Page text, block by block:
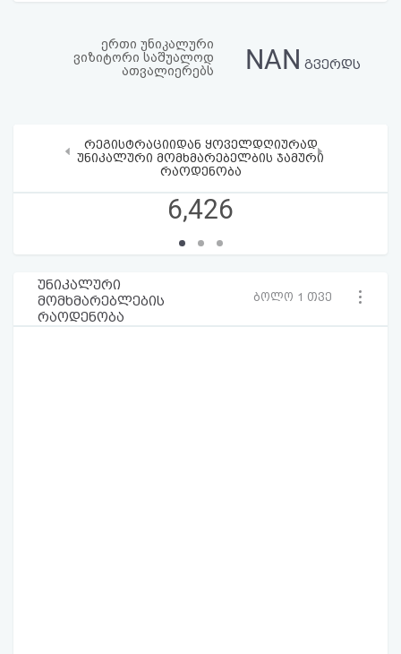
ერთი უნიკალური
ვიზიტორი საშუალოდ
ათვალიერებს
NAN გვერდს
რეგისტრაციიდან ყოველდღიურად
უნიკალური მომხმარებელბის ჯამური
რაოდენობა
6,426
‹ ›
უნიკალური
მომხმარებლების
რაოდენობა
ბოლო 1 თვე